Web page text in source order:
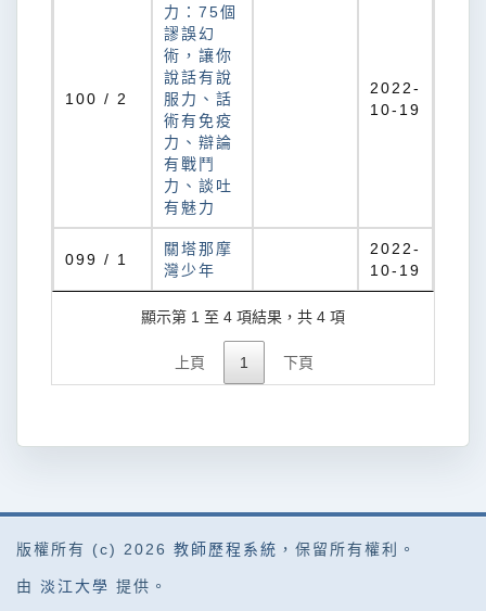
100 / 2
力：75個
謬誤幻
術，讓你
說話有說
服力、話
術有免疫
力、辯論
有戰鬥
力、談吐
有魅力
2022-
10-19
099 / 1
關塔那摩
灣少年
2022-
10-19
顯示第 1 至 4 項結果，共 4 項
上頁 1 下頁
版權所有 (c) 2026 教師歷程系統 ，保留所有權利。
由 淡江大學 提供。